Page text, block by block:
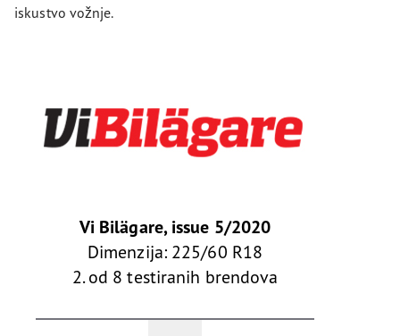
iskustvo vožnje.
Vi Bilägare, issue 5/2020
Dimenzija: 225/60 R18
2. od 8 testiranih brendova